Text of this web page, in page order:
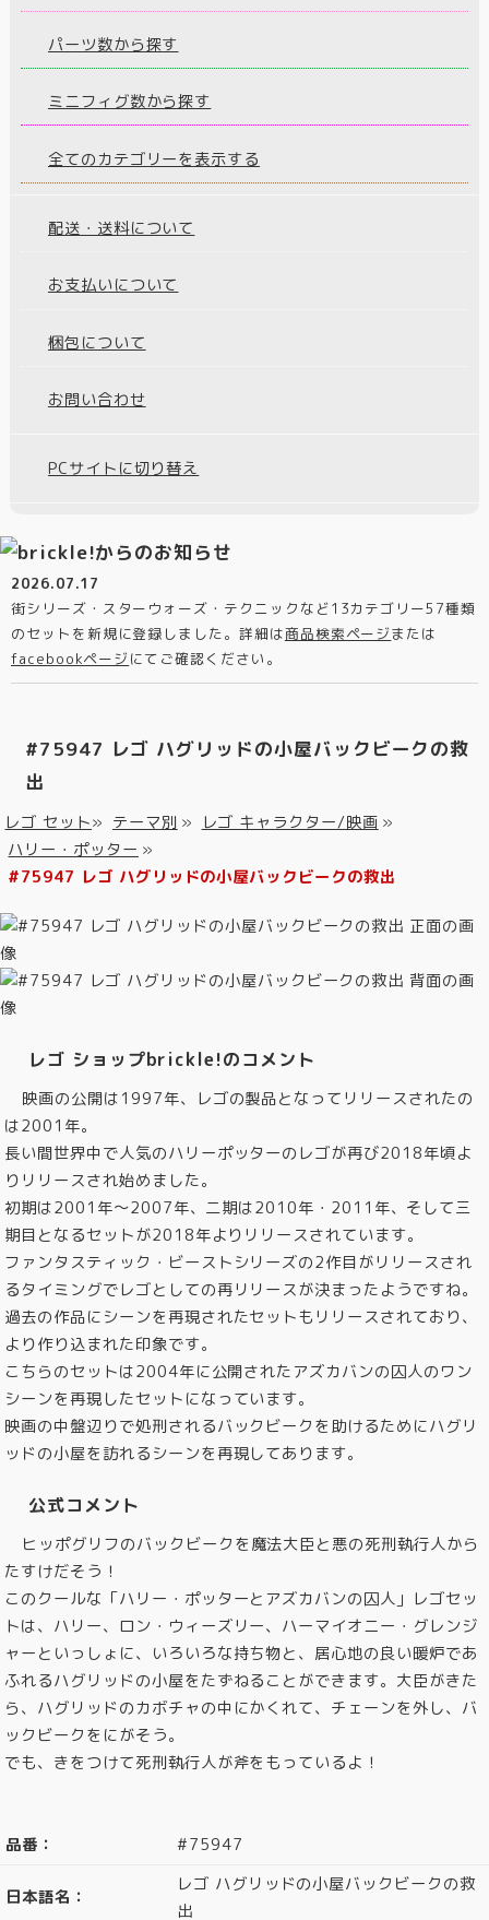
パーツ数から探す
ミニフィグ数から探す
全てのカテゴリーを表示する
配送・送料について
お支払いについて
梱包について
お問い合わせ
PCサイトに切り替え
2026.07.17
街シリーズ・スターウォーズ・テクニックなど13カテゴリー57種類
のセットを新規に登録しました。詳細は商品検索ページまたは
facebookページ にてご確認ください。
#75947 レゴ ハグリッドの小屋バックビークの救
出
レゴ セット» テーマ別 » レゴ キャラクター/映画 »
ハリー・ポッター »
#75947 レゴ ハグリッドの小屋バックビークの救出
レゴ ショップbrickle!のコメント
映画の公開は1997年、レゴの製品となってリリースされたの
は2001年。
長い間世界中で人気のハリーポッターのレゴが再び2018年頃よ
りリリースされ始めました。
初期は2001年～2007年、二期は2010年・2011年、そして三
期目となるセットが2018年よりリリースされています。
ファンタスティック・ビーストシリーズの2作目がリリースされ
るタイミングでレゴとしての再リリースが決まったようですね。
過去の作品にシーンを再現されたセットもリリースされており、
より作り込まれた印象です。
こちらのセットは2004年に公開されたアズカバンの囚人のワン
シーンを再現したセットになっています。
映画の中盤辺りで処刑されるバックビークを助けるためにハグリ
ッドの小屋を訪れるシーンを再現してあります。
公式コメント
ヒッポグリフのバックビークを魔法大臣と悪の死刑執行人から
たすけだそう！
このクールな「ハリー・ポッターとアズカバンの囚人」レゴセッ
トは、ハリー、ロン・ウィーズリー、ハーマイオニー・グレンジ
ャーといっしょに、いろいろな持ち物と、居心地の良い暖炉であ
ふれるハグリッドの小屋をたずねることができます。大臣がきた
ら、ハグリッドのカボチャの中にかくれて、チェーンを外し、バ
ックビークをにがそう。
でも、きをつけて死刑執行人が斧をもっているよ！
品番： #75947
日本語名：
レゴ ハグリッドの小屋バックビークの救
出